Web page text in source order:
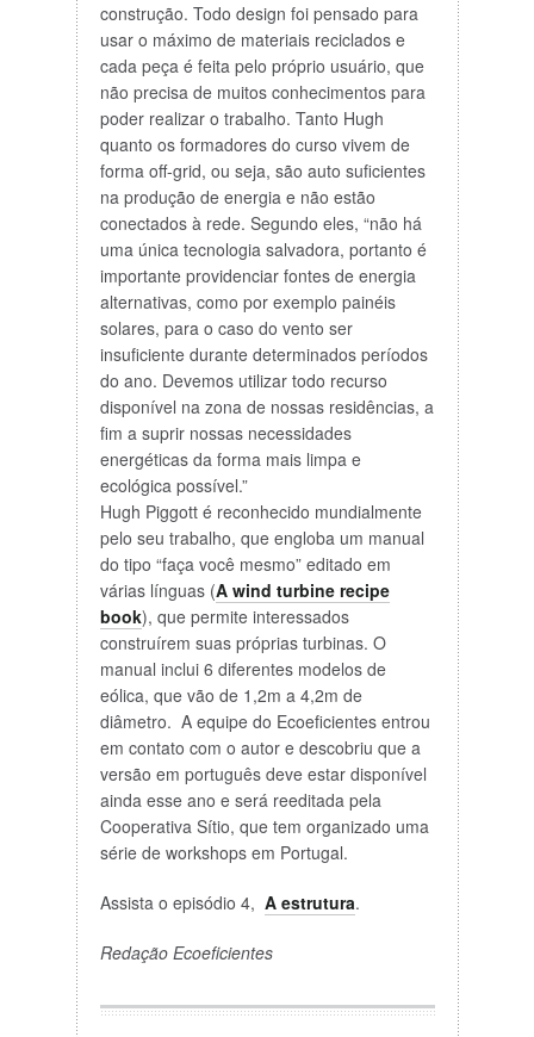
construção. Todo design foi pensado para
usar o máximo de materiais reciclados e
cada peça é feita pelo próprio usuário, que
não precisa de muitos conhecimentos para
poder realizar o trabalho. Tanto Hugh
quanto os formadores do curso vivem de
forma off-grid, ou seja, são auto suficientes
na produção de energia e não estão
conectados à rede. Segundo eles, “não há
uma única tecnologia salvadora, portanto é
importante providenciar fontes de energia
alternativas, como por exemplo painéis
solares, para o caso do vento ser
insuficiente durante determinados períodos
do ano. Devemos utilizar todo recurso
disponível na zona de nossas residências, a
fim a suprir nossas necessidades
energéticas da forma mais limpa e
ecológica possível.”
Hugh Piggott é reconhecido mundialmente
pelo seu trabalho, que engloba um manual
do tipo “faça você mesmo” editado em
várias línguas (A wind turbine recipe
book), que permite interessados
construírem suas próprias turbinas. O
manual inclui 6 diferentes modelos de
eólica, que vão de 1,2m a 4,2m de
diâmetro. A equipe do Ecoeficientes entrou
em contato com o autor e descobriu que a
versão em português deve estar disponível
ainda esse ano e será reeditada pela
Cooperativa Sítio, que tem organizado uma
série de workshops em Portugal.
Assista o episódio 4, A estrutura.
Redação Ecoeficientes